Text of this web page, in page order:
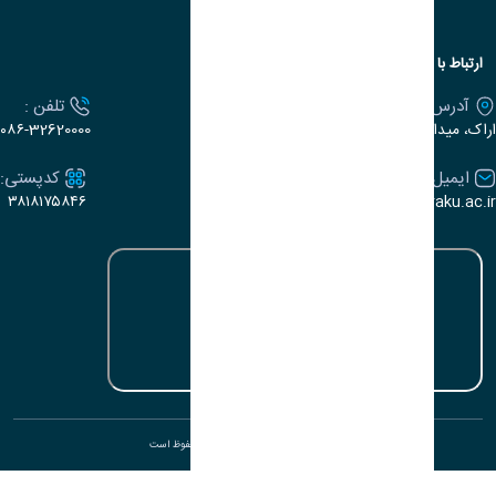
با دانشگاه
:
میدان بسیج، بلوار سردشت، دانشگاه اراک
تلفن :
۰۸۶-32620000
e-
کدپستی:
۳۸۱۸۱۷۵۸۴۶
تمامی حقوق برای دانشگاه اراک محفوظ است